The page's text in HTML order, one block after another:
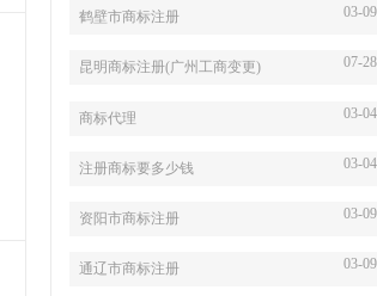
鹤壁市商标注册 03-09
昆明商标注册(广州工商变更) 07-28
商标代理 03-04
注册商标要多少钱 03-04
资阳市商标注册 03-09
通辽市商标注册 03-09